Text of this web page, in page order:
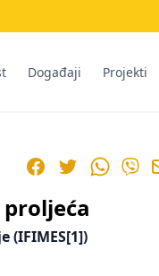
Događaji Projekti
FacebookTwitterWhatsApp
Viber
(IFIMES[1])